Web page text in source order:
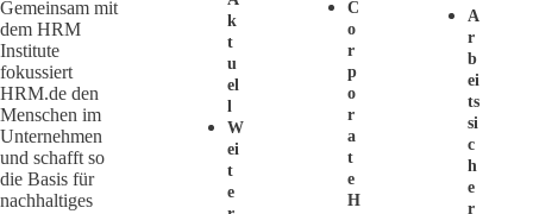
Gemeinsam mit
dem HRM
Institute
fokussiert
HRM.de den
Menschen im
Unternehmen
und schafft so
die Basis für
nachhaltiges
K
T
U
El
L
W
Ei
T
E
C
O
R
P
O
R
A
T
E
H
A
R
B
Ei
Ts
Si
C
H
E
R